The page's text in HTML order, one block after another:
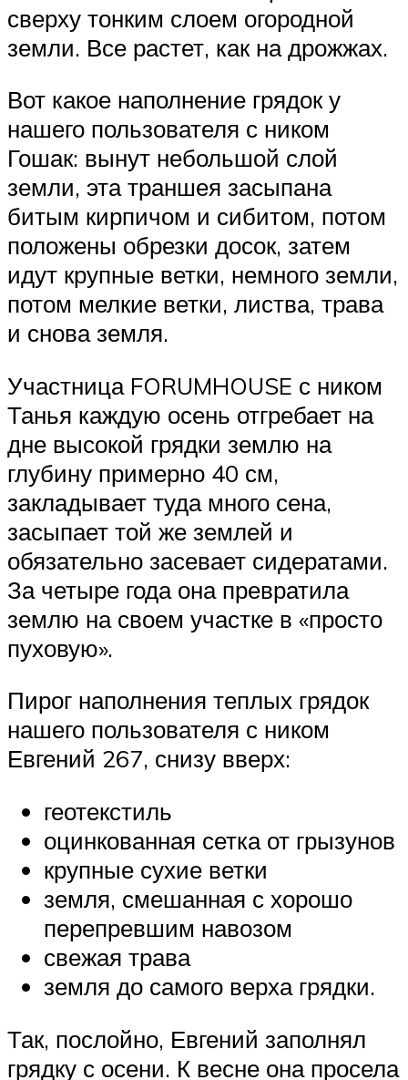
сверху тонким слоем огородной
земли. Все растет, как на дрожжах.
Вот какое наполнение грядок у
нашего пользователя с ником
Гошак: вынут небольшой слой
земли, эта траншея засыпана
битым кирпичом и сибитом, потом
положены обрезки досок, затем
идут крупные ветки, немного земли,
потом мелкие ветки, листва, трава
и снова земля.
Участница FORUMHOUSE с ником
Танья каждую осень отгребает на
дне высокой грядки землю на
глубину примерно 40 см,
закладывает туда много сена,
засыпает той же землей и
обязательно засевает сидератами.
За четыре года она превратила
землю на своем участке в «просто
пуховую».
Пирог наполнения теплых грядок
нашего пользователя с ником
Евгений 267, снизу вверх:
геотекстиль
оцинкованная сетка от грызунов
крупные сухие ветки
земля, смешанная с хорошо
перепревшим навозом
свежая трава
земля до самого верха грядки.
Так, послойно, Евгений заполнял
грядку с осени. К весне она просела